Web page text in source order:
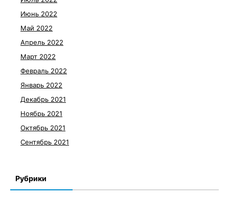
Июнь 2022
Май 2022
Апрель 2022
Март 2022
Февраль 2022
Январь 2022
Декабрь 2021
Ноябрь 2021
Октябрь 2021
Сентябрь 2021
Рубрики